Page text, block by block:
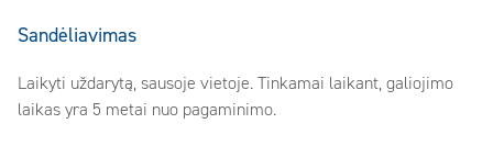
Sandėliavimas
Laikyti uždarytą, sausoje vietoje. Tinkamai laikant, galiojimo
laikas yra 5 metai nuo pagaminimo.